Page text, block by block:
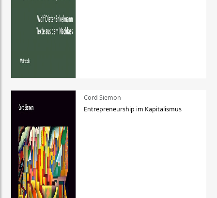
Cord Siemon
Entrepreneurship im Kapitalismus